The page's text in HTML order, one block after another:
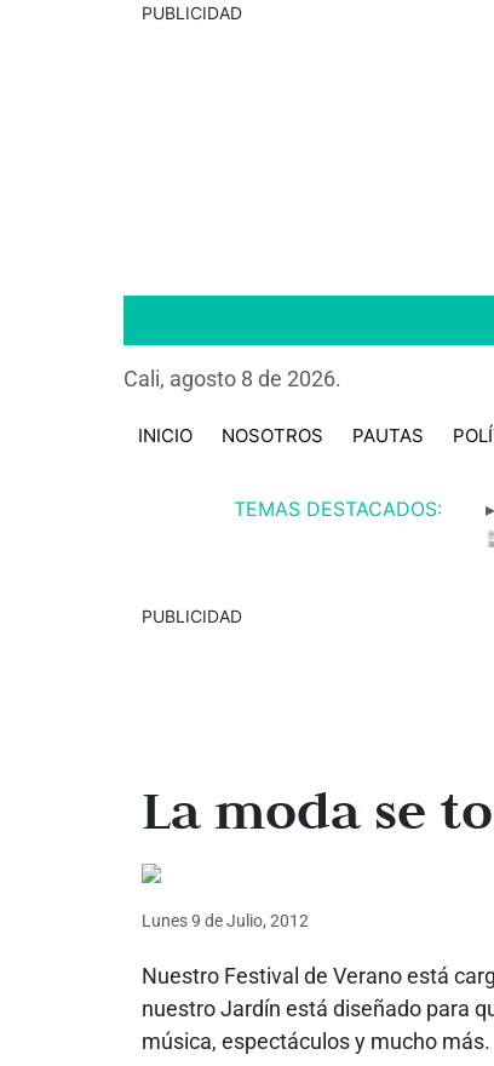
PUBLICIDAD
Cali, agosto 8 de 2026.
INICIO NOSOTROS PAUTAS
TEMAS DESTACADOS:
PUBLICIDAD
La moda se
Lunes 9 deJulio, 2012
Nuestro Festival de Verano está
nuestro Jardín está diseñado para
música, espectáculos y mucho más.